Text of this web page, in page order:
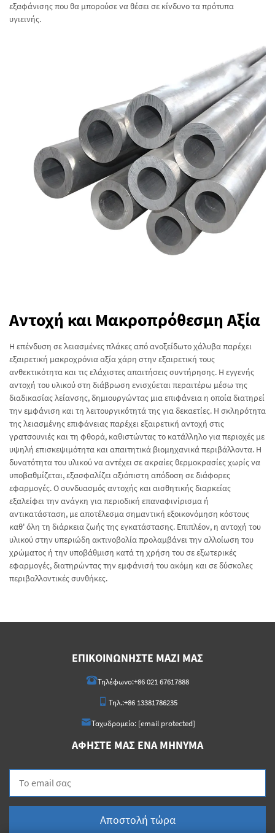
εξαφάνισης που θα μπορούσε να θέσει σε κίνδυνο τα πρότυπα
υγιεινής.
Αντοχή και Μακροπρόθεσμη Αξία
Η επένδυση σε λειασμένες πλάκες από ανοξείδωτο χάλυβα παρέχει
εξαιρετική μακροχρόνια αξία χάρη στην εξαιρετική τους
ανθεκτικότητα και τις ελάχιστες απαιτήσεις συντήρησης. Η εγγενής
αντοχή του υλικού στη διάβρωση ενισχύεται περαιτέρω μέσω της
διαδικασίας λείανσης, δημιουργώντας μια επιφάνεια η οποία διατηρεί
την εμφάνιση και τη λειτουργικότητά της για δεκαετίες. Η σκληρότητα
της λειασμένης επιφάνειας παρέχει εξαιρετική αντοχή στις
γρατσουνιές και τη φθορά, καθιστώντας το κατάλληλο για περιοχές με
υψηλή επισκεψιμότητα και απαιτητικά βιομηχανικά περιβάλλοντα. Η
δυνατότητα του υλικού να αντέχει σε ακραίες θερμοκρασίες χωρίς να
υποβαθμίζεται, εξασφαλίζει αξιόπιστη απόδοση σε διάφορες
εφαρμογές. Ο συνδυασμός αντοχής και αισθητικής διαρκείας
εξαλείφει την ανάγκη για περιοδική επαναφινίρισμα ή
αντικατάσταση, με αποτέλεσμα σημαντική εξοικονόμηση κόστους
καθ' όλη τη διάρκεια ζωής της εγκατάστασης. Επιπλέον, η αντοχή του
υλικού στην υπεριώδη ακτινοβολία προλαμβάνει την αλλοίωση του
χρώματος ή την υποβάθμιση κατά τη χρήση του σε εξωτερικές
εφαρμογές, διατηρώντας την εμφάνισή του ακόμη και σε δύσκολες
περιβαλλοντικές συνθήκες.
ΕΠΙΚΟΙΝΩΝΉΣΤΕ ΜΑΖΊ ΜΑΣ
Τηλέφωνο:+86 021 67617888
Τηλ.:+86 13381786235
Ταχυδρομείο: [email protected]
ΑΦΉΣΤΕ ΜΑΣ ΈΝΑ ΜΉΝΥΜΑ
Αποστολή τώρα